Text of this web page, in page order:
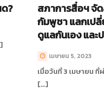
?
สภาการสื่อฯ จั
กัมพูชา แลกเป
ดูแลกันเอง และ
เมษายน 5, 2023
เมื่อวันที่ 3 เมษายน
[…]